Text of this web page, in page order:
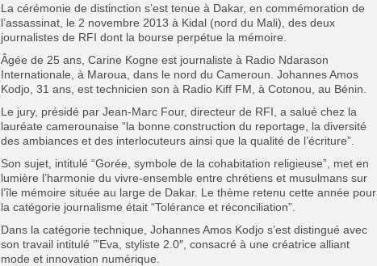
La cérémonie de distinction s’est tenue à Dakar, en commémoration de
l’assassinat, le 2 novembre 2013 à Kidal (nord du Mali), des deux
journalistes de RFI dont la bourse perpétue la mémoire.
Âgée de 25 ans, Carine Kogne est journaliste à Radio Ndarason
Internationale, à Maroua, dans le nord du Cameroun. Johannes Amos
Kodjo, 31 ans, est technicien son à Radio Kiff FM, à Cotonou, au Bénin.
Le jury, présidé par Jean-Marc Four, directeur de RFI, a salué chez la
lauréate camerounaise “la bonne construction du reportage, la diversité
des ambiances et des interlocuteurs ainsi que la qualité de l’écriture”.
Son sujet, intitulé “Gorée, symbole de la cohabitation religieuse”, met en
lumière l’harmonie du vivre-ensemble entre chrétiens et musulmans sur
l’île mémoire située au large de Dakar. Le thème retenu cette année pour
la catégorie journalisme était “Tolérance et réconciliation”.
Dans la catégorie technique, Johannes Amos Kodjo s’est distingué avec
son travail intitulé ’”Eva, styliste 2.0″, consacré à une créatrice alliant
mode et innovation numérique.